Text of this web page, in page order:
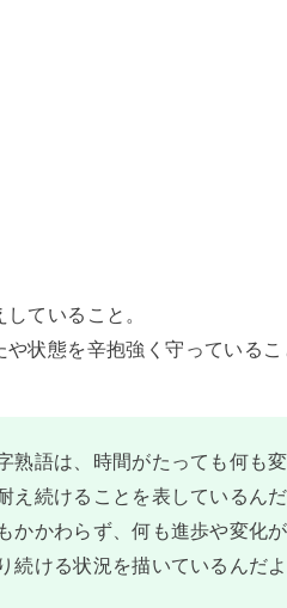
ていること。
状態を辛抱強く守っているこ
熟語は、時間がたっても何も
え続けることを表しているんだ
かかわらず、何も進歩や変化
続ける状況を描いているんだよ